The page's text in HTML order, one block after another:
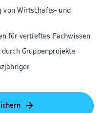
von Wirtschafts- und
für vertieftes Fachwissen
Gruppenprojekte